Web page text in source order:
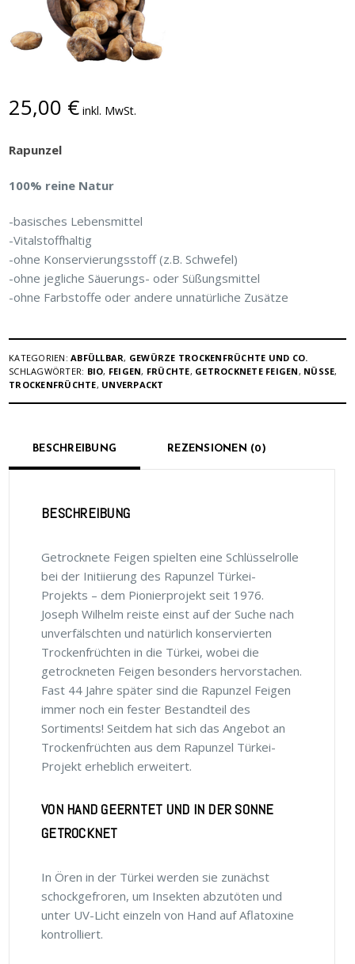
25,00 € inkl. MwSt.
Rapunzel
100% reine Natur
-basisches Lebensmittel
-Vitalstoffhaltig
-ohne Konservierungsstoff (z.B. Schwefel)
-ohne jegliche Säuerungs- oder Süßungsmittel
-ohne Farbstoffe oder andere unnatürliche Zusätze
KATEGORIEN:ABFÜLLBAR, GEWÜRZE TROCKENFRÜCHTE UND CO.
SCHLAGWÖRTER: BIO, FEIGEN, FRÜCHTE, GETROCKNETE FEIGEN, NÜSSE,
TROCKENFRÜCHTE, UNVERPACKT
BESCHREIBUNG REZENSIONEN (0)
BESCHREIBUNG
Getrocknete Feigen spielten eine Schlüsselrolle
bei der Initiierung des Rapunzel Türkei-
Projekts – dem Pionierprojekt seit 1976.
Joseph Wilhelm reiste einst auf der Suche nach
unverfälschten und natürlich konservierten
Trockenfrüchten in die Türkei, wobei die
getrockneten Feigen besonders hervorstachen.
Fast 44 Jahre später sind die Rapunzel Feigen
immer noch ein fester Bestandteil des
Sortiments! Seitdem hat sich das Angebot an
Trockenfrüchten aus dem Rapunzel Türkei-
Projekt erheblich erweitert.
VON HAND GEERNTET UND IN DER SONNE
GETROCKNET
In Ören in der Türkei werden sie zunächst
schockgefroren, um Insekten abzutöten und
unter UV-Licht einzeln von Hand auf Aflatoxine
kontrolliert.